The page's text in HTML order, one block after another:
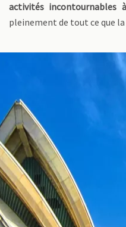
activités incontournables
pleinement de tout ce que